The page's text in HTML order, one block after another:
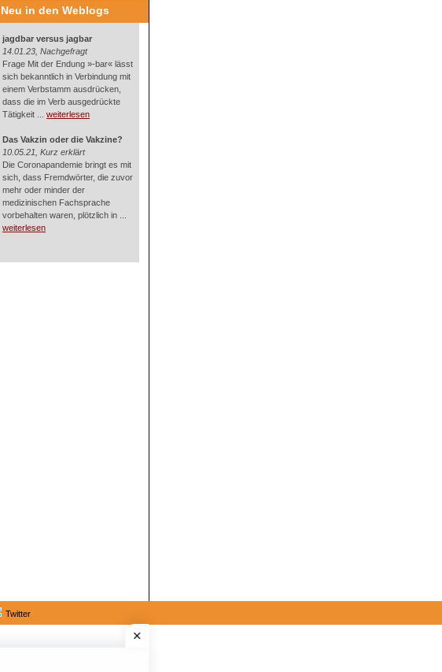
Neu in den Weblogs
jagdbar versus jagbar
14.01.23, Nachgefragt
Frage Mit der Endung »-bar« lässt
sich bekanntlich in Verbindung mit
einem Verbstamm ausdrücken,
dass die im Verb ausgedrückte
Tätigkeit ... weiterlesen
Das Vakzin oder die Vakzine?
10.05.21, Kurz erklärt
Die Coronapandemie bringt es mit
sich, dass Fremdwörter, die zuvor
mehr oder minder der
medizinischen Fachsprache
vorbehalten waren, plötzlich in ...
weiterlesen
Twitter